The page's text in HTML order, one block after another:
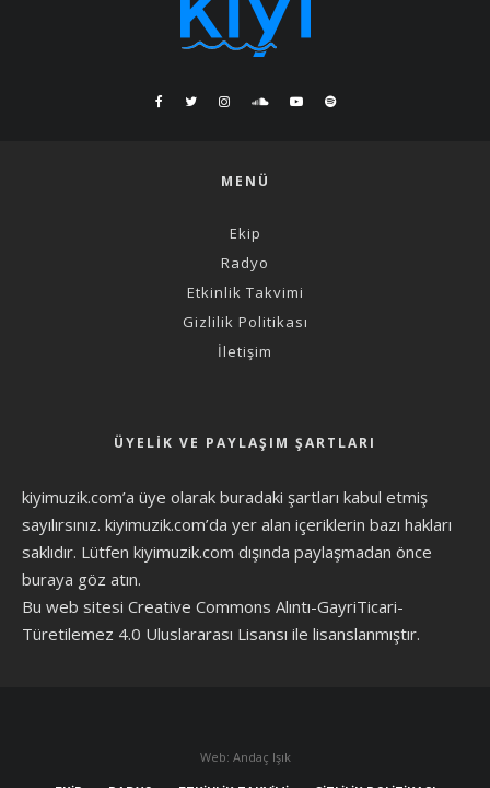
MENÜ
Ekip
Radyo
Etkinlik Takvimi
Gizlilik Politikası
İletişim
ÜYELIK VE PAYLAŞIM ŞARTLARI
kiyimuzik.com’a üye olarak buradaki şartları kabul etmiş
sayılırsınız. kiyimuzik.com’da yer alan içeriklerin bazı hakları
saklıdır. Lütfen kiyimuzik.com dışında paylaşmadan önce
buraya göz atın.
Bu web sitesi Creative Commons Alıntı-GayriTicari-
Türetilemez 4.0 Uluslararası Lisansı ile lisanslanmıştır.
Web: Andaç Işık